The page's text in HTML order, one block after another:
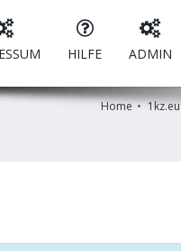
HILFE ADMIN
Home 1kz.eu